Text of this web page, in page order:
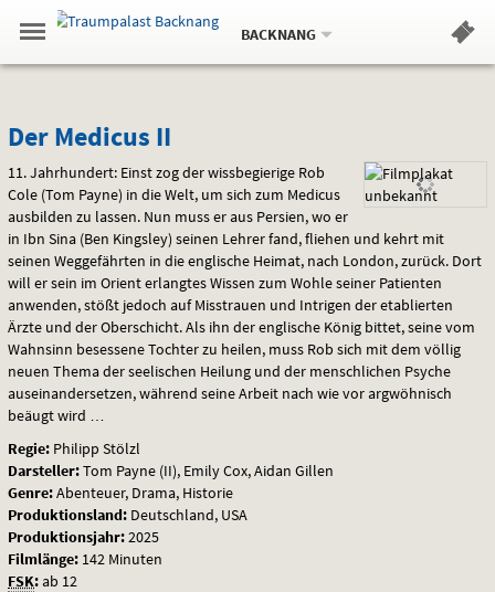
Springe
zum
,zum
.
Navigation
Gehe
zur
Standortauswahl
Standort:
BACKNANG.
Hinweis
Der
Medicus
II
Der Medicus II
11. Jahrhundert: Einst zog der wissbegierige Rob
Cole (Tom Payne) in die Welt, um sich zum Medicus
ausbilden zu lassen. Nun muss er aus Persien, wo er
in Ibn Sina (Ben Kingsley) seinen Lehrer fand, fliehen und kehrt mit
seinen Weggefährten in die englische Heimat, nach London, zurück. Dort
will er sein im Orient erlangtes Wissen zum Wohle seiner Patienten
anwenden, stößt jedoch auf Misstrauen und Intrigen der etablierten
Ärzte und der Oberschicht. Als ihn der englische König bittet, seine vom
Wahnsinn besessene Tochter zu heilen, muss Rob sich mit dem völlig
neuen Thema der seelischen Heilung und der menschlichen Psyche
auseinandersetzen, während seine Arbeit nach wie vor argwöhnisch
beäugt wird …
Regie: Philipp Stölzl
Darsteller:Tom Payne (II), Emily Cox, Aidan Gillen
Genre:Abenteuer, Drama, Historie
Produktionsland: Deutschland, USA
Produktionsjahr:2025
Filmlänge: 142 Minuten
FSK:ab 12